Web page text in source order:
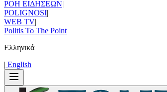
ΡΟΗ ΕΙΔΗΣΕΩΝ|
POLIGNOSI|
WEB TV|
Politis To The Point
Ελληνικά
| Εnglish